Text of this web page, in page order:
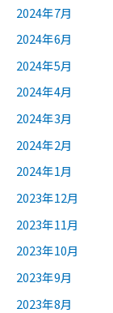
2024年7月
2024年6月
2024年5月
2024年4月
2024年3月
2024年2月
2024年1月
2023年12月
2023年11月
2023年10月
2023年9月
2023年8月